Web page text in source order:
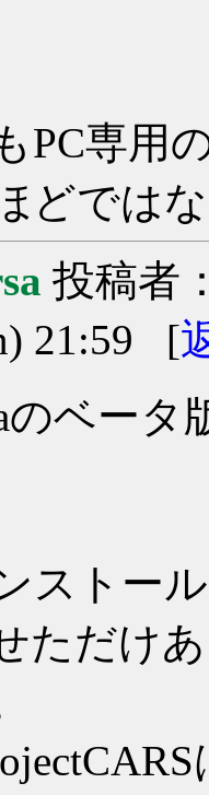
PC専用
どでは
投稿者
21:59 [
のベー
ストー
ただけ